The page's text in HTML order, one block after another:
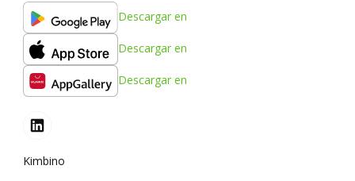
Descargar en
Descargar en
Descargar en
Kimbino